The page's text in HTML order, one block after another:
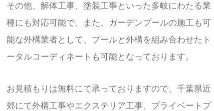
その他、解体工事、塗装工事といった多岐にわたる業
種にも対応可能で、また、ガーデンプールの施工も可
能な外構業者として、プールと外構を組み合わせたト
ータルコーディネートも可能となっております。
お見積もりは無料にて承っておりますので、千葉県近
郊にて外構工事やエクステリア工事、プライベートプ